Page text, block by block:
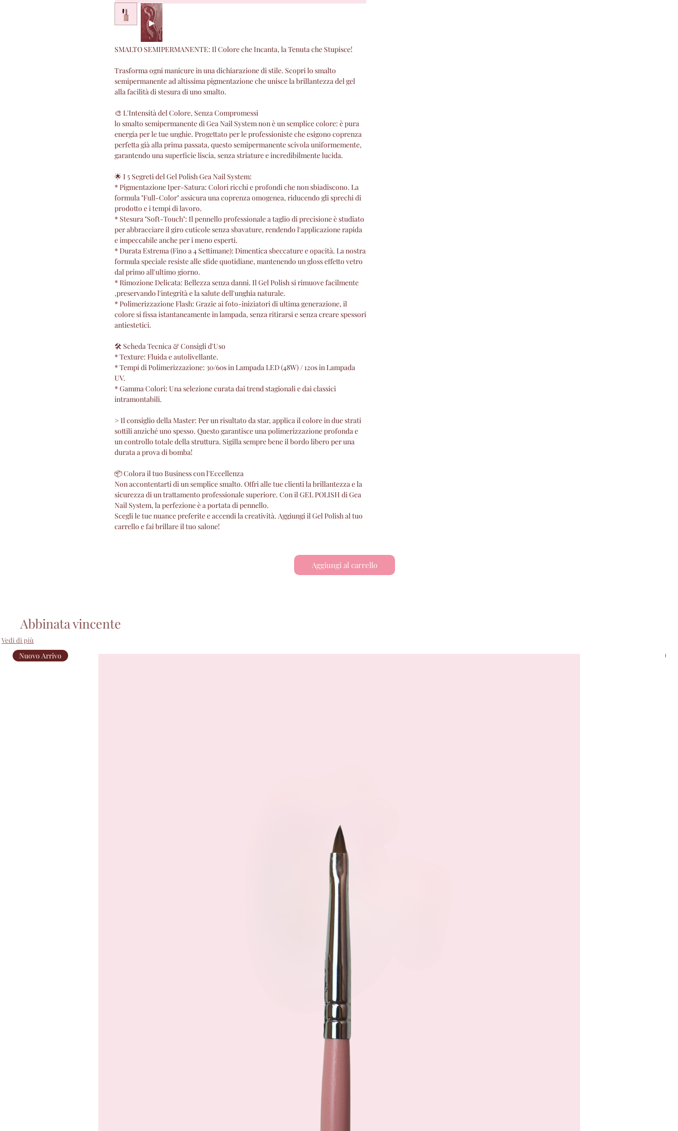
SMALTO SEMIPERMANENTE: Il Colore che Incanta, la Tenuta che Stupisce!
Trasforma ogni manicure in una dichiarazione di stile. Scopri lo smalto
semipermanente ad altissima pigmentazione che unisce la brillantezza del gel
alla facilità di stesura di uno smalto.
🎨 L'Intensità del Colore, Senza Compromessi
lo smalto semipermanente di Gea Nail System non è un semplice colore: è pura
energia per le tue unghie. Progettato per le professioniste che esigono coprenza
perfetta già alla prima passata, questo semipermanente scivola uniformemente,
garantendo una superficie liscia, senza striature e incredibilmente lucida.
🌟 I 5 Segreti del Gel Polish Gea Nail System:
* Pigmentazione Iper-Satura: Colori ricchi e profondi che non sbiadiscono. La
formula "Full-Color" assicura una coprenza omogenea, riducendo gli sprechi di
prodotto e i tempi di lavoro.
* Stesura "Soft-Touch": Il pennello professionale a taglio di precisione è studiato
per abbracciare il giro cuticole senza sbavature, rendendo l'applicazione rapida
e impeccabile anche per i meno esperti.
* Durata Estrema (Fino a 4 Settimane): Dimentica sbeccature e opacità. La nostra
formula speciale resiste alle sfide quotidiane, mantenendo un gloss effetto vetro
dal primo all'ultimo giorno.
* Rimozione Delicata: Bellezza senza danni. Il Gel Polish si rimuove facilmente
,preservando l'integrità e la salute dell'unghia naturale.
* Polimerizzazione Flash: Grazie ai foto-iniziatori di ultima generazione, il
colore si fissa istantaneamente in lampada, senza ritirarsi e senza creare spessori
antiestetici.
🛠 Scheda Tecnica & Consigli d'Uso
* Texture: Fluida e autolivellante.
* Tempi di Polimerizzazione: 30/60s in Lampada LED (48W) / 120s in Lampada
UV.
* Gamma Colori: Una selezione curata dai trend stagionali e dai classici
intramontabili.
> Il consiglio della Master: Per un risultato da star, applica il colore in due strati
sottili anziché uno spesso. Questo garantisce una polimerizzazione profonda e
un controllo totale della struttura. Sigilla sempre bene il bordo libero per una
durata a prova di bomba!
📦 Colora il tuo Business con l'Eccellenza
Non accontentarti di un semplice smalto. Offri alle tue clienti la brillantezza e la
sicurezza di un trattamento professionale superiore. Con il GEL POLISH di Gea
Nail System, la perfezione è a portata di pennello.
Scegli le tue nuance preferite e accendi la creatività. Aggiungi il Gel Polish al tuo
carrello e fai brillare il tuo salone!
Aggiungi al carrello
Abbinata vincente
Nuovo Arrivo
Vedi di più